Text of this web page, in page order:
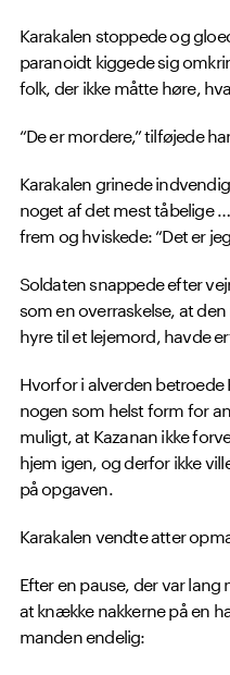
Karakalen stoppede og
paranoidt kiggede sig
folk, der ikke måtte høre,
“De er mordere,” tilføjede
Karakalen grinede
noget af det mest tåbelige
frem og hviskede: “Det er
Soldaten snappede efter
som en overraskelse, at
hyre til et lejemord, havde
Hvorfor i alverden
nogen som helst form for
muligt, at Kazanan ikke
hjem igen, og derfor ikke
på opgaven.
Karakalen vendte atter
Efter en pause, der var
at knække nakkerne på en
manden endelig: